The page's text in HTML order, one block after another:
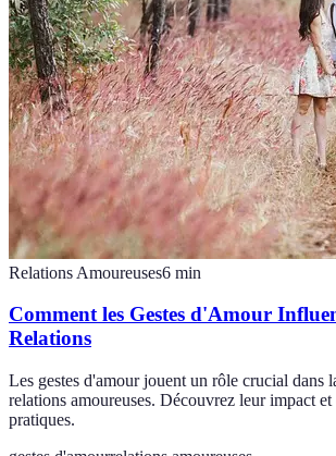
Relations Amoureuses6 min
Comment les Gestes d'Amour
Relations
Les gestes d'amour jouent un rôle crucial dans
relations amoureuses. Découvrez leur impact et
pratiques.